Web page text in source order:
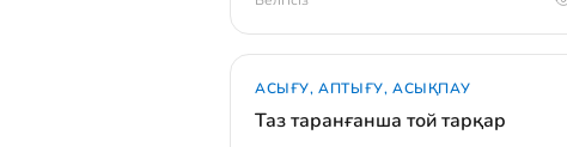
АСЫҒУ, АПТЫҒУ, АСЫҚПАУ
Таз таранғанша той тарқар